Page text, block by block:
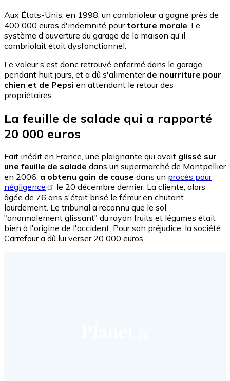
Aux États-Unis, en 1998, un cambrioleur a gagné près de
400 000 euros d'indemnité pour torture morale . Le
système d'ouverture du garage de la maison qu'il
cambriolait était dysfonctionnel.
Le voleur s'est donc retrouvé enfermé dans le garage
pendant huit jours, et a dû s'alimenter de nourriture pour
chien et de Pepsi en attendant le retour des
propriétaires...
La feuille de salade qui a rapporté
20 000 euros
Fait inédit en France, une plaignante qui avait glissé sur
une feuille de salade dans un supermarché de Montpellier
en 2006, a obtenu gain de cause dans un procès pour
négligence
le 20 décembre dernier. La cliente, alors
âgée de 76 ans s'était brisé le fémur en chutant
lourdement. Le tribunal a reconnu que le sol
"anormalement glissant" du rayon fruits et légumes était
bien à l'origine de l'accident. Pour son préjudice, la société
Carrefour a dû lui verser 20 000 euros.